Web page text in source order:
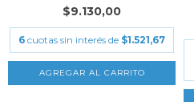
$9.130,00
6 cuotas sin interés de $1.521,67